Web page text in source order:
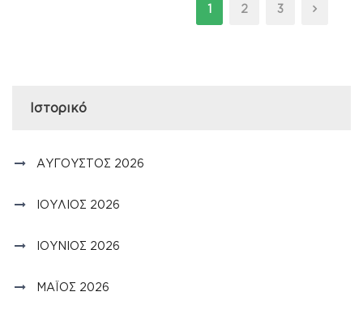
1 2 3
Ιστορικό
ΑΎΓΟΥΣΤΟΣ 2026
ΙΟΎΛΙΟΣ 2026
ΙΟΎΝΙΟΣ 2026
ΜΆΙΟΣ 2026